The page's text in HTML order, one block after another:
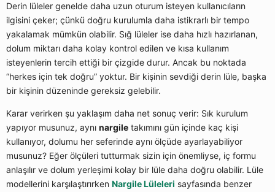
Derin lüleler genelde daha uzun oturum isteyen kullanıcıların
ilgisini çeker; çünkü doğru kurulumla daha istikrarlı bir tempo
yakalamak mümkün olabilir. Sığ lüleler ise daha hızlı hazırlanan,
dolum miktarı daha kolay kontrol edilen ve kısa kullanım
isteyenlerin tercih ettiği bir çizgide durur. Ancak bu noktada
“herkes için tek doğru” yoktur. Bir kişinin sevdiği derin lüle, başka
bir kişinin düzeninde gereksiz gelebilir.
Karar verirken şu yaklaşım daha net sonuç verir: Sık kurulum
yapıyor musunuz, aynı nargile takımını gün içinde kaç kişi
kullanıyor, dolumu her seferinde aynı ölçüde ayarlayabiliyor
musunuz? Eğer ölçüleri tutturmak sizin için önemliyse, iç formu
anlaşılır ve dolum yerleşimi kolay bir lüle daha doğru olabilir. Lüle
modellerini karşılaştırırken Nargile Lüleleri sayfasında benzer